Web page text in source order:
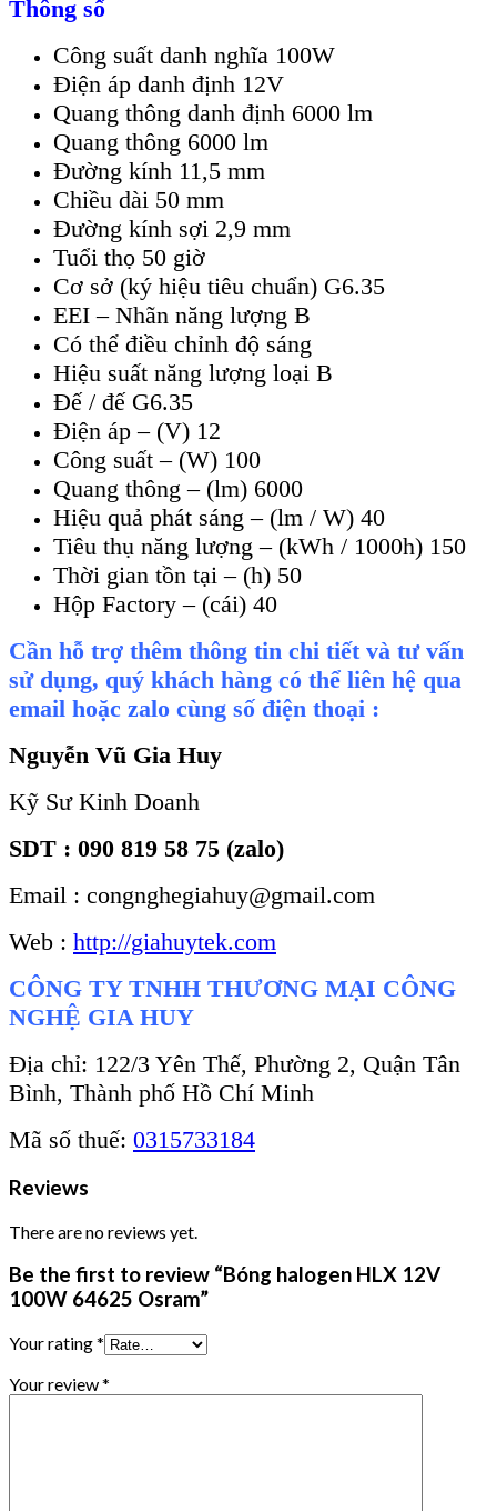
Thông số
Công suất danh nghĩa 100W
Điện áp danh định 12V
Quang thông danh định 6000 lm
Quang thông 6000 lm
Đường kính 11,5 mm
Chiều dài 50 mm
Đường kính sợi 2,9 mm
Tuổi thọ 50 giờ
Cơ sở (ký hiệu tiêu chuẩn) G6.35
EEI – Nhãn năng lượng B
Có thể điều chỉnh độ sáng
Hiệu suất năng lượng loại B
Đế / đế G6.35
Điện áp – (V) 12
Công suất – (W) 100
Quang thông – (lm) 6000
Hiệu quả phát sáng – (lm / W) 40
Tiêu thụ năng lượng – (kWh / 1000h) 150
Thời gian tồn tại – (h) 50
Hộp Factory – (cái) 40
Cần hỗ trợ thêm thông tin chi tiết và tư vấn
sử dụng, quý khách hàng có thể liên hệ qua
email hoặc zalo cùng số điện thoại :
Nguyễn Vũ Gia Huy
Kỹ Sư Kinh Doanh
SDT : 090 819 58 75 (zalo)
Email : congnghegiahuy@gmail.com
Web : http://giahuytek.com
CÔNG TY TNHH THƯƠNG MẠI CÔNG
NGHỆ GIA HUY
Địa chỉ: 122/3 Yên Thế, Phường 2, Quận Tân
Bình, Thành phố Hồ Chí Minh
Mã số thuế: 0315733184
Reviews
There are no reviews yet.
Be the first to review “Bóng halogen HLX 12V
100W 64625 Osram”
Your rating*
Your review*